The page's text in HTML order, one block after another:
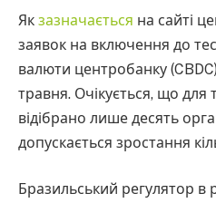
Як зазначається на сайті
заявок на включення до
валюти центробанку
травня. Очікується, що для
відібрано лише десять
допускається зростання
Бразильський регулятор в